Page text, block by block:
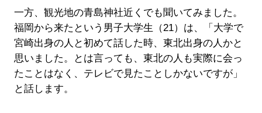
一方、観光地の青島神社近くでも聞いてみました。
福岡から来たという男子大学生（21）は、「大学で
宮崎出身の人と初めて話した時、東北出身の人かと
思いました。とは言っても、東北の人も実際に会っ
たことはなく、テレビで見たことしかないですが」
と話します。